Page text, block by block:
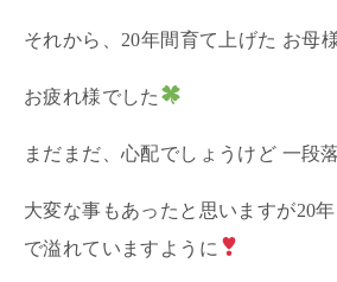
それから、20年間育て上げた お母
お疲れ様でした
まだまだ、心配でしょうけど 一段
大変な事もあったと思いますが20
で溢れていますように